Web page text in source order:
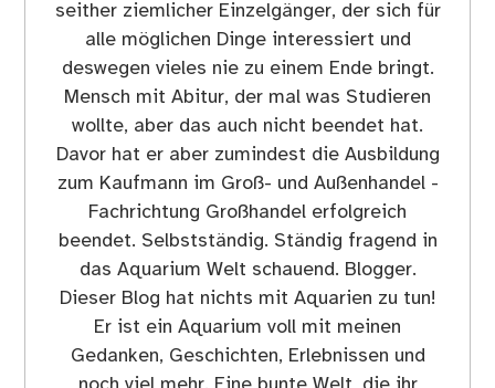
seither ziemlicher Einzelgänger, der sich für
alle möglichen Dinge interessiert und
deswegen vieles nie zu einem Ende bringt.
Mensch mit Abitur, der mal was Studieren
wollte, aber das auch nicht beendet hat.
Davor hat er aber zumindest die Ausbildung
zum Kaufmann im Groß- und Außenhandel -
Fachrichtung Großhandel erfolgreich
beendet. Selbstständig. Ständig fragend in
das Aquarium Welt schauend. Blogger.
Dieser Blog hat nichts mit Aquarien zu tun!
Er ist ein Aquarium voll mit meinen
Gedanken, Geschichten, Erlebnissen und